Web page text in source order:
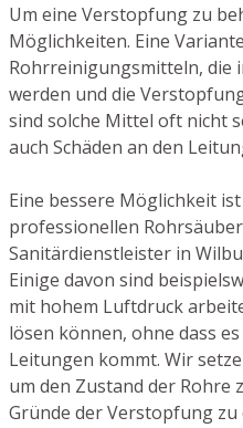
Um eine Verstopfung zu
Möglichkeiten. Eine
Rohrreinigungsmitteln, die
werden und die
sind solche Mittel oft nicht
auch Schäden an den
Eine bessere Möglichkeit
professionellen
Sanitärdienstleister in
Einige davon sind
mit hohem Luftdruck
lösen können, ohne dass
Leitungen kommt. Wir
um den Zustand der Rohre
Gründe der Verstopfung